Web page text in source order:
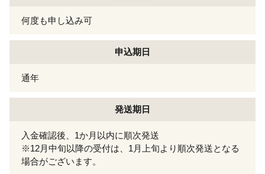
何度も申し込み可
申込期日
通年
発送期日
入金確認後、1か月以内に順次発送
※12月中旬以降の受付は、1月上旬より順次発送となる
場合がございます。